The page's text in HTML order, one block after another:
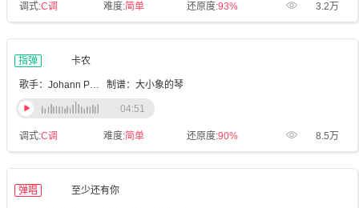
调式:C调 难度:简单 还原度:93% 3.2万
指弹 卡农
歌手：Johann Pachelbel 制谱：大小象的琴
调式:C调 难度:简单 还原度:90% 8.5万
04:51
弹唱 至少还有你